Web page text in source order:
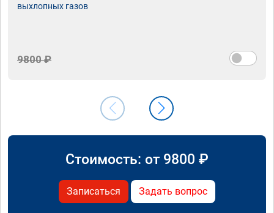
выхлопных газов
9800 ₽
Стоимость: от 9800 ₽
Записаться Задать вопрос